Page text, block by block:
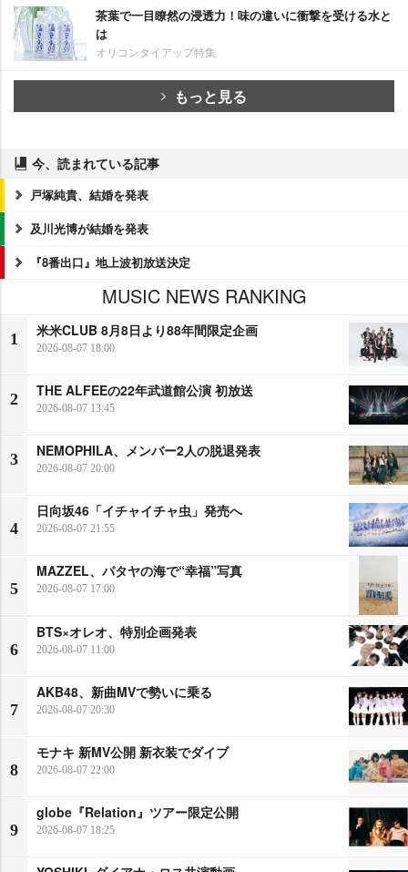
茶葉で一目瞭然の浸透力！味の違いに衝撃を受ける水と
は
オリコンタイアップ特集
もっと見る
今、読まれている記事
戸塚純貴、結婚を発表
及川光博が結婚を発表
『8番出口』地上波初放送決定
MUSIC NEWS RANKING
1
米米CLUB 8月8日より88年間限定企画
2026-08-07 18:00
2
THE ALFEEの22年武道館公演 初放送
2026-08-07 13:45
3
NEMOPHILA、メンバー2人の脱退発表
2026-08-07 20:00
4
日向坂46「イチャイチャ虫」発売へ
2026-08-07 21:55
5
MAZZEL、パタヤの海で“幸福”写真
2026-08-07 17:00
6
BTS×オレオ、特別企画発表
2026-08-07 11:00
7
AKB48、新曲MVで勢いに乗る
2026-08-07 20:30
8
モナキ 新MV公開 新衣装でダイブ
2026-08-07 22:00
9
globe『Relation』ツアー限定公開
2026-08-07 18:25